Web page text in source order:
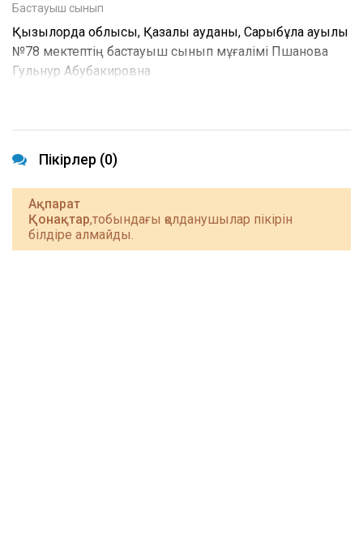
Бастауыш сынып
Қызылорда облысы, Қазалы ауданы, Сарыбұлақ ауылы
№78 мектептің бастауыш сынып мұғалімі Пшанова
Гульнур Абубакировна
Пікірлер (0)
Ақпарат
Қонақтар,тобындағы қолданушылар пікірін
білдіре алмайды.